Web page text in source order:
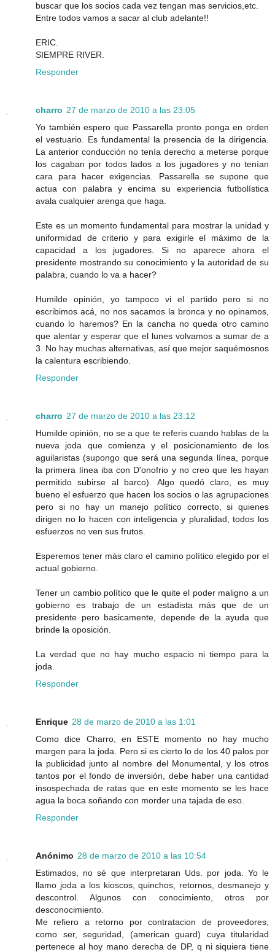
buscar que los socios cada vez tengan mas servicios,etc.
Entre todos vamos a sacar al club adelante!!
ERIC.
SIEMPRE RIVER.
Responder
charro 27 de marzo de 2010 a las 23:05
Yo también espero que Passarella pronto ponga en orden
el vestuario. Es fundamental la presencia de la dirigencia.
La anterior conducción no tenía derecho a meterse porque
los cagaban por todos lados a los jugadores y no tenían
cara para hacer exigencias. Passarella se supone que
actua con palabra y encima su experiencia futbolística
avala cualquier arenga que haga.
Este es un momento fundamental para mostrar la unidad y
uniformidad de criterio y para exigirle el máximo de la
capacidad a los jugadores. Si no aparece ahora el
presidente mostrando su conocimiento y la autoridad de su
palabra, cuando lo va a hacer?
Humilde opinión, yo tampoco vi el partido pero si no
escribimos acá, no nos sacamos la bronca y no opinamos,
cuando lo haremos? En la cancha no queda otro camino
que alentar y esperar que el lunes volvamos a sumar de a
3. No hay muchas alternativas, así que mejor saquémosnos
la calentura escribiendo.
Responder
charro 27 de marzo de 2010 a las 23:12
Humilde opinión, no se a que te referis cuando hablas de la
nueva joda que comienza y el posicionamiento de los
aguilaristas (supongo que será una segunda línea, porque
la primera línea iba con D'onofrio y no creo que les hayan
permitido subirse al barco). Algo quedó claro, es muy
bueno el esfuerzo que hacen los socios o las agrupaciones
pero si no hay un manejo político correcto, si quienes
dirigen no lo hacen con inteligencia y pluralidad, todos los
esfuerzos no ven sus frutos.
Esperemos tener más claro el camino político elegido por el
actual gobierno.
Tener un cambio político que le quite el poder maligno a un
gobierno es trabajo de un estadista más que de un
presidente pero basicamente, depende de la ayuda que
brinde la oposición.
La verdad que no hay mucho espacio ni tiempo para la
joda.
Responder
Enrique 28 de marzo de 2010 a las 1:01
Como dice Charro, en ESTE momento no hay mucho
margen para la joda. Pero si es cierto lo de los 40 palos por
la publicidad junto al nombre del Monumental, y los otros
tantos por el fondo de inversión, debe haber una cantidad
insospechada de ratas que en este momento se les hace
agua la boca soñando con morder una tajada de eso.
Responder
Anónimo 28 de marzo de 2010 a las 10:54
Estimados, no sé que interpretaran Uds. por joda. Yo le
llamo joda a los kioscos, quinchos, retornos, desmanejo y
descontrol. Algunos con conocimiento, otros por
desconocimiento.
Me refiero a retorno por contratacion de proveedores,
como ser, seguridad, (american guard) cuya titularidad
pertenece al hoy mano derecha de DP, q ni siquiera tiene